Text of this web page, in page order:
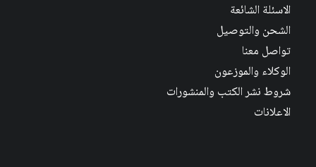
الاسئلة الشائعة
الشحن والتوصيل
تواصل معنا
الوكلاء والموزعون
شروط نشر الكتب والمنشورات
الاعلانات